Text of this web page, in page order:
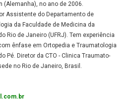
(Alemanha), no ano de 2006.
Assistente do Departamento de
da Faculdade de Medicina da
Rio de Janeiro (UFRJ). Tem experiência
ênfase em Ortopedia e Traumatologia
Pé. Diretor da CTO - Clinica Traumato-
no Rio de Janeiro, Brasil.